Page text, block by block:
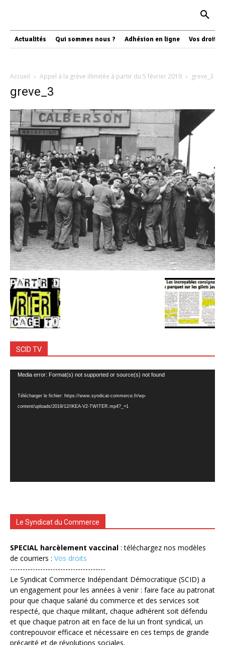
Actualités Qui sommes nous ? Adhésion en ligne Vos droits
Accueil Appel à la grève illimitée à partir du 5 février 2019 greve_3
greve_3
SCID TV
Lecteur
Media error: Format(s) not supported or source(s) not found
Télécharger le fichier: https://www.syndicat-commerce.fr/wp-
content/uploads/2019/12/IKEA-V2-TWITER.mp4?_=1
Le Syndicat du Commerce
SPECIAL harcèlement vaccinal : téléchargez nos modèles
de courriers : Vos droits
--------------------------------------
Le Syndicat Commerce Indépendant Démocratique (SCID) a
un engagement pour les années à venir : faire face au patronat
pour que chaque salarié du commerce et des services soit
respecté, que chaque militant, chaque adhérent soit défendu
et que chaque patron ait en face de lui un front syndical, un
contrepouvoir efficace et nécessaire en ces temps de grande
précarité et de révolutions sociales.